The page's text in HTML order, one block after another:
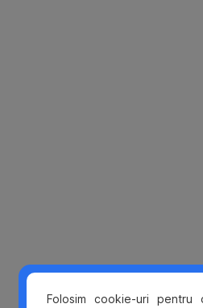
Folosim cookie-uri pentru